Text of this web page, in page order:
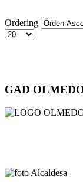
Ordering
GAD